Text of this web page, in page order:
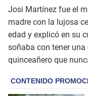
Josi Martínez fue el
madre con la lujosa
edad y explicó en su
soñaba con tener una
quinceañero que